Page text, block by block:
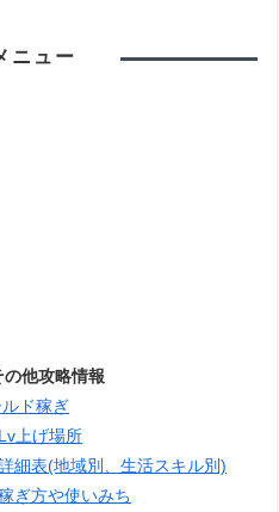
ニュー
他攻略情報
ド稼ぎ
上げ場所
細表(地域別、生活スキル別)
ぎ方や使いみち